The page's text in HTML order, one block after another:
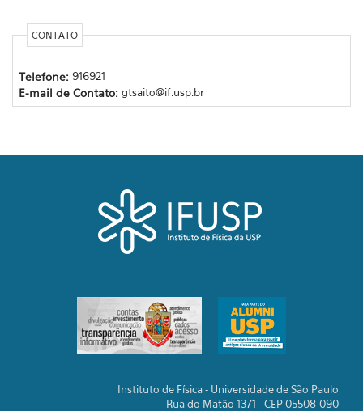
CONTATO
Telefone: 916921
E-mail de Contato: gtsaito@if.usp.br
Instituto de Física - Universidade de São Paulo
Rua do Matão 1371 - CEP 05508-090